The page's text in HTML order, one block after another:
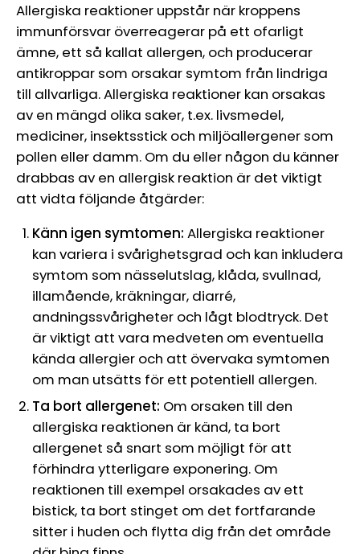
Allergiska reaktioner uppstår när kroppens
immunförsvar överreagerar på ett ofarligt
ämne, ett så kallat allergen, och producerar
antikroppar som orsakar symtom från lindriga
till allvarliga. Allergiska reaktioner kan orsakas
av en mängd olika saker, t.ex. livsmedel,
mediciner, insektsstick och miljöallergener som
pollen eller damm. Om du eller någon du känner
drabbas av en allergisk reaktion är det viktigt
att vidta följande åtgärder:
Känn igen symtomen: Allergiska reaktioner
kan variera i svårighetsgrad och kan inkludera
symtom som nässelutslag, klåda, svullnad,
illamående, kräkningar, diarré,
andningssvårigheter och lågt blodtryck. Det
är viktigt att vara medveten om eventuella
kända allergier och att övervaka symtomen
om man utsätts för ett potentiell allergen.
Ta bort allergenet: Om orsaken till den
allergiska reaktionen är känd, ta bort
allergenet så snart som möjligt för att
förhindra ytterligare exponering. Om
reaktionen till exempel orsakades av ett
bistick, ta bort stinget om det fortfarande
sitter i huden och flytta dig från det område